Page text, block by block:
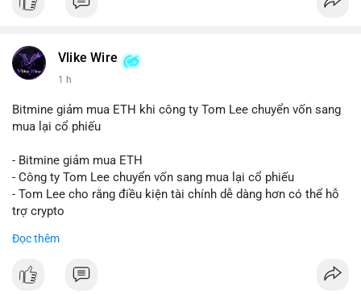
Vlike Wire
1 h
Bitmine giảm mua ETH khi công ty Tom Lee chuyển vốn sang
mua lại cổ phiếu
- Bitmine giảm mua ETH
- Công ty Tom Lee chuyển vốn sang mua lại cổ phiếu
- Tom Lee cho rằng điều kiện tài chính dễ dàng hơn có thể hỗ
trợ crypto
nghỉ tháng 8
#binancesquare
Đọc thêm